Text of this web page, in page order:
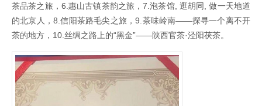
茶品茶之旅，6.惠山古镇茶韵之旅，7.泡茶馆, 逛胡同, 做一天地道
的北京人，8.信阳茶路毛尖之旅，9.茶味岭南——探寻一个离不开
茶的地方，10.丝绸之路上的“黑金”——陕西官茶·泾阳茯茶。